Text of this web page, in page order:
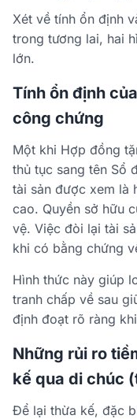
Xét về tính ổn định
trong tương lai, hai
lớn.
Tính ổn định
công chứng
Một khi Hợp đồng
thủ tục sang tên Sổ
tài sản được xem là
cao. Quyền sở hữu
vệ. Việc đòi lại tài
khi có bằng chứng
Hình thức này giúp
tranh chấp về sau
định đoạt rõ ràng
Những rủi ro
kế qua di chúc
Để lại thừa kế, đặc